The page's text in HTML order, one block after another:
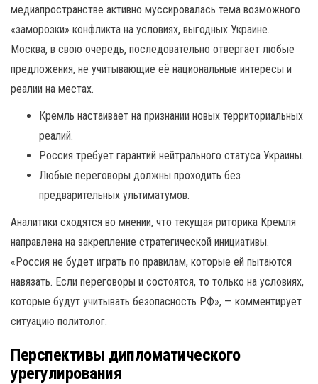
медиапространстве активно муссировалась тема возможного
«заморозки» конфликта на условиях, выгодных Украине.
Москва, в свою очередь, последовательно отвергает любые
предложения, не учитывающие её национальные интересы и
реалии на местах.
Кремль настаивает на признании новых территориальных
реалий.
Россия требует гарантий нейтрального статуса Украины.
Любые переговоры должны проходить без
предварительных ультиматумов.
Аналитики сходятся во мнении, что текущая риторика Кремля
направлена на закрепление стратегической инициативы.
«Россия не будет играть по правилам, которые ей пытаются
навязать. Если переговоры и состоятся, то только на условиях,
которые будут учитывать безопасность РФ», — комментирует
ситуацию политолог.
Перспективы дипломатического
урегулирования